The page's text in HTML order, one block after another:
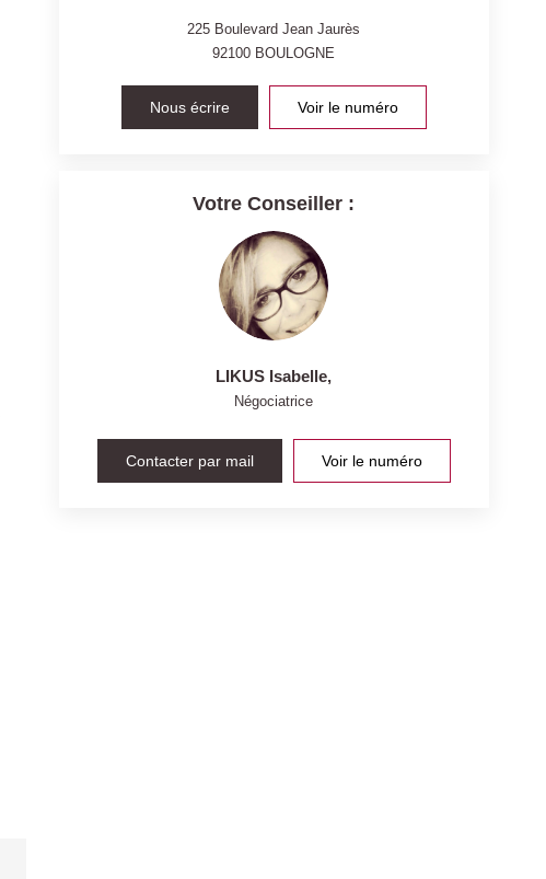
225 Boulevard Jean Jaurès
92100 BOULOGNE
Nous écrire Voir le numéro
Votre Conseiller :
LIKUS Isabelle,
Négociatrice
Contacter par mail Voir le numéro